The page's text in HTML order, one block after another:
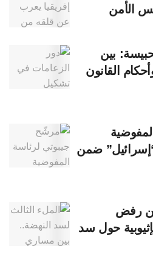
الأمن
بين
القانون
ضمن
رفض
حول سد